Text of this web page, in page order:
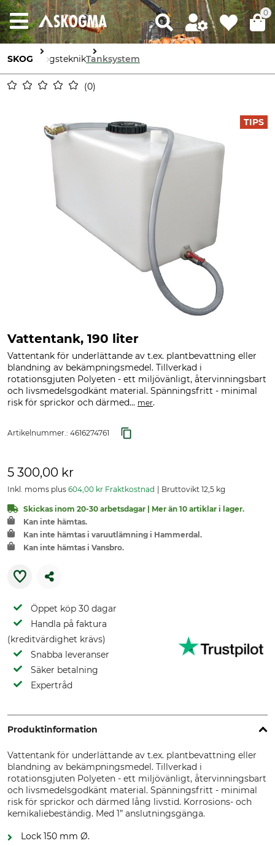
0
SKOG SkogsteknikTanksystem
0
TIPS
Vattentank, 190 liter
Vattentank för underlättande av t.ex. plantbevattning eller
blandning av bekämpningsmedel. Tillverkad i
rotationsgjuten Polyeten - ett miljövänligt, återvinningsbart
och livsmedelsgodkänt material. Spänningsfritt - minimal
risk för sprickor och därmed... mer.
Artikelnummer.: 4616274761
5 300,00 kr
Inkl. moms plus 604,00 kr Fraktkostnad Bruttovikt 12,5 kg
Skickas inom 20-30 arbetsdagar | Mer än 10 artiklar i lager.
Kan inte hämtas.
Kan inte hämtas i varuutlämning i Hammerdal.
Kan inte hämtas i Vansbro.
Öppet köp 30 dagar
Handla på faktura
(kreditvärdighet krävs)
Snabba leveranser
Säker betalning
Expertråd
Produktinformation
Vattentank för underlättande av t.ex. plantbevattning eller
blandning av bekämpningsmedel. Tillverkad i
rotationsgjuten Polyeten - ett miljövänligt, återvinningsbart
och livsmedelsgodkänt material. Spänningsfritt - minimal
risk för sprickor och därmed lång livstid. Korrosions- och
kemikaliebeständig. Med 1” anslutningsgänga.
Lock 150 mm Ø.